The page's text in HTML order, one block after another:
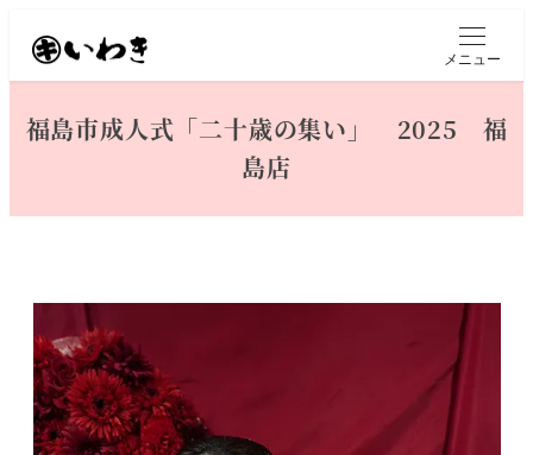
ン
メニュー
福島市成人式「二十歳の集い」 2025 福
島店